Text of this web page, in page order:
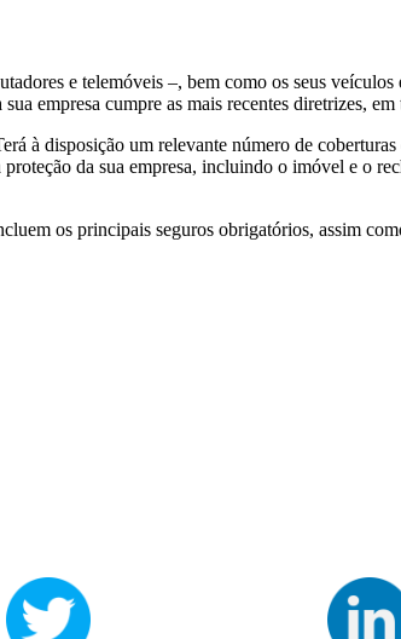
e telemóveis –, bem como os seus
empresa cumpre as mais recentes diretrizes,
à disposição um relevante número de
da sua empresa, incluindo o imóvel e o
os principais seguros obrigatórios, assim